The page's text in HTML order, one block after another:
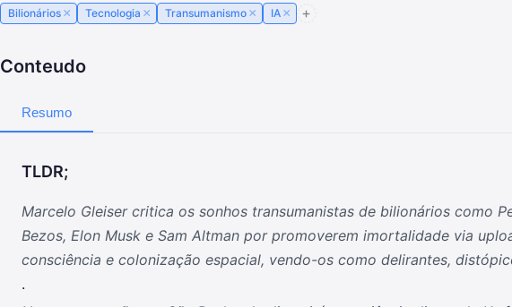
Bilionários × Tecnologia × Transumanismo × IA ×
Conteudo
Resumo
TLDR;
Marcelo Gleiser critica os sonhos transumanistas de bilionários como
Bezos, Elon Musk e Sam Altman por promoverem imortalidade via
consciência e colonização espacial, vendo-os como delirantes,
.